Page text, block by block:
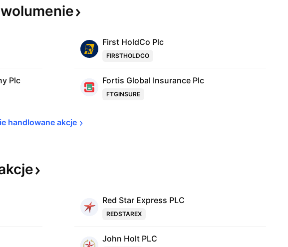
wolumenie
First HoldCo Plc
FIRSTHOLDCO
Plc Fortis Global Insurance Plc
FTGINSURE
handlowane akcje
Red Star Express PLC
REDSTAREX
John Holt PLC